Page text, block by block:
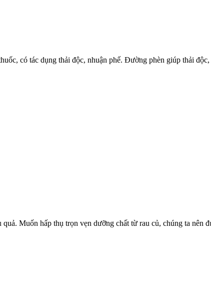
có tác dụng thải độc, nhuận phế. Đường phèn giúp thải
Muốn hấp thụ trọn vẹn dưỡng chất từ rau củ, chúng ta nên